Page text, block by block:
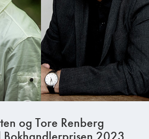
og Tore Renberg